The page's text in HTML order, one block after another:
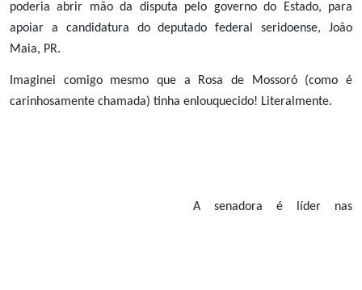
poderia abrir mão da disputa pelo governo do Estado, para
apoiar a candidatura do deputado federal seridoense, João
Maia, PR.
Imaginei comigo mesmo que a Rosa de Mossoró (como é
carinhosamente chamada) tinha enlouquecido! Literalmente.
A senadora é líder nas